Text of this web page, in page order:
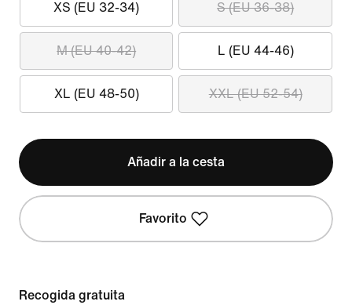
XS (EU 32-34) S (EU 36-38)
M (EU 40-42) L (EU 44-46)
XL (EU 48-50) XXL (EU 52-54)
Añadir a la cesta
Favorito
Recogida gratuita